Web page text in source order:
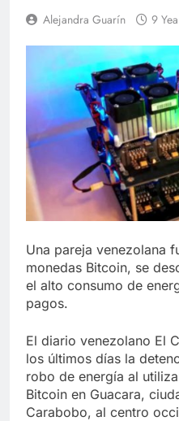
Alejandra Guarín 9
Una pareja venezolana
monedas Bitcoin, se
el alto consumo de
pagos.
El diario venezolano El
los últimos días la
robo de energía al
Bitcoin en Guacara,
Carabobo, al centro